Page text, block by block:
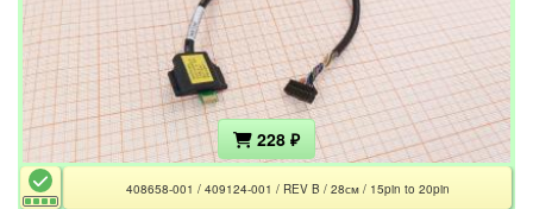
228 ₽
408658-001 / 409124-001 / REV B / 28см / 15pin to 20pin